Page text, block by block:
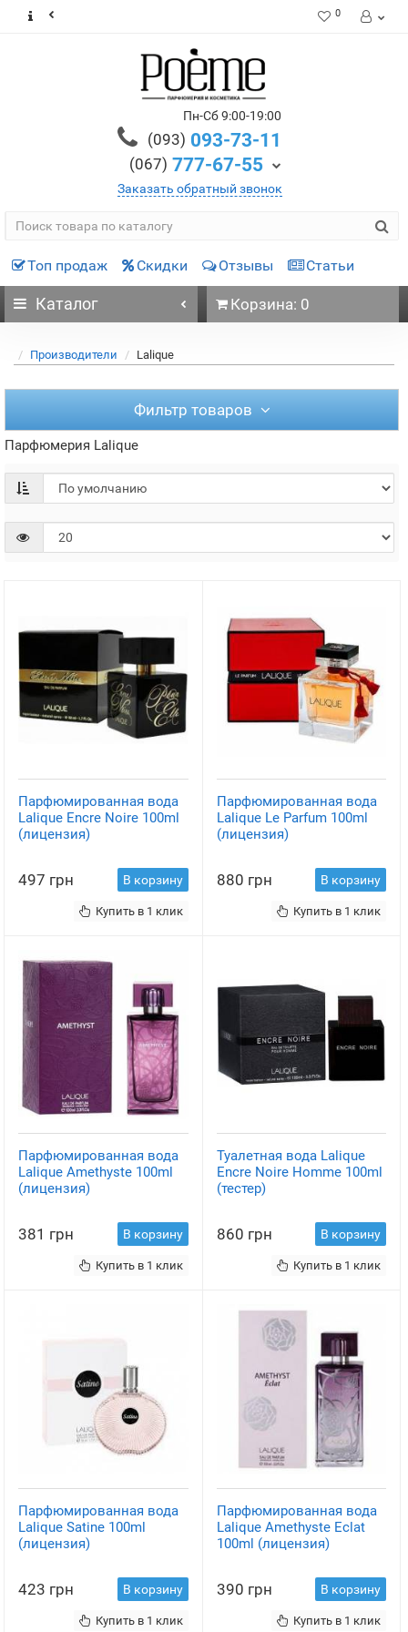
0
Пн-Сб 9:00-19:00
(093) 093-73-11
(067) 777-67-55
Заказать обратный звонок
Топ продаж Скидки Отзывы Статьи
Каталог Корзина: 0
Производители Lalique
Фильтр товаров
Парфюмерия Lalique
Парфюмированная вода
Lalique Encre Noire 100ml
(лицензия)
497 грн В корзину
Купить в 1 клик
Парфюмированная вода
Lalique Le Parfum 100ml
(лицензия)
880 грн В корзину
Купить в 1 клик
Парфюмированная вода
Lalique Amethyste 100ml
(лицензия)
381 грн В корзину
Купить в 1 клик
Туалетная вода Lalique
Encre Noire Homme 100ml
(тестер)
860 грн В корзину
Купить в 1 клик
Парфюмированная вода
Lalique Satine 100ml
(лицензия)
423 грн В корзину
Купить в 1 клик
Парфюмированная вода
Lalique Amethyste Eclat
100ml (лицензия)
390 грн В корзину
Купить в 1 клик